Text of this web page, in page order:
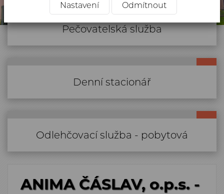
služby pro občany se zdravotním
postižením
Pečovatelská služba
Pečovatelská služba
Denní stacionář
Odlehčovací služba - pobytová
ANIMA ČÁSLAV, o.p.s. -
Nastavení
Odmítnout